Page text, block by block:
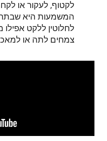
לקטוף, לעקור או
המשמעות היא
לחלוטין ללקט
צמחים לתה או